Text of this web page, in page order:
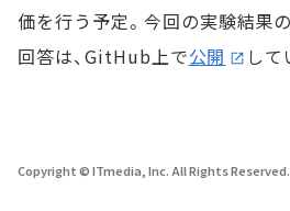
価を行う予定。今回の実験結果
回答は、GitHub上で公開 して
Copyright © ITmedia, Inc. All Rights Reserved.